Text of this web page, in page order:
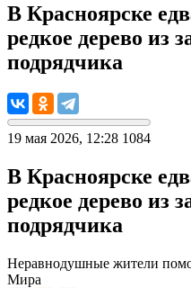
В Красноярске
редкое дерево из
подрядчика
19 мая 2026, 12:28 1084
В Красноярске
редкое дерево из
подрядчика
Неравнодушные жители
Мира